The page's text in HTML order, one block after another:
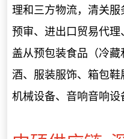
理和三方物流，清关
预审、进出口贸易代
盖从预包装食品（冷
酒、服装服饰、箱包鞋
机械设备、音响音响设